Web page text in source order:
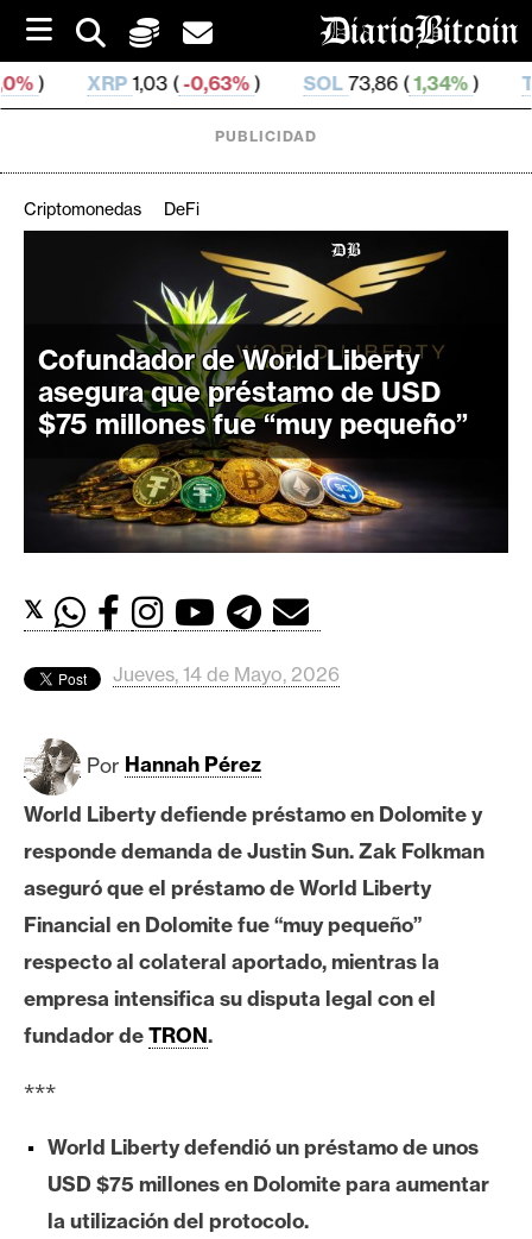
i
p
t
o
(-0,63%) SOL73,86 (1,34%) TRX0,327 686 (
p
t
o
e
r
c
o
i
c
o
i
n
E
t
e
u
m
PUBLICIDAD
Criptomonedas DeFi
Cofundador de World Liberty
asegura que préstamo de USD
$75 millones fue “muy pequeño”
𝕏
Jueves, 14 de Mayo, 2026
Por Hannah Pérez
World Liberty defiende préstamo en Dolomite y
responde demanda de Justin Sun.Zak Folkman
aseguró que el préstamo de World Liberty
Financial en Dolomite fue “muy pequeño”
respecto al colateral aportado, mientras la
empresa intensifica su disputa legal con el
fundador deTRON.
***
World Liberty defendió un préstamo de unos
USD $75 millones en Dolomite para aumentar
la utilización del protocolo.